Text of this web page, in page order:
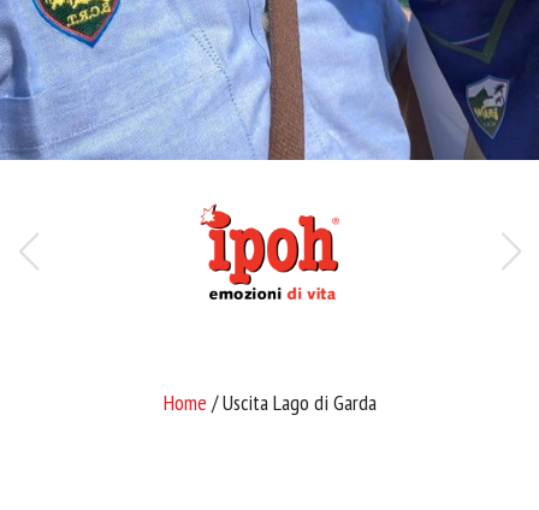
Home / Uscita Lago di Garda